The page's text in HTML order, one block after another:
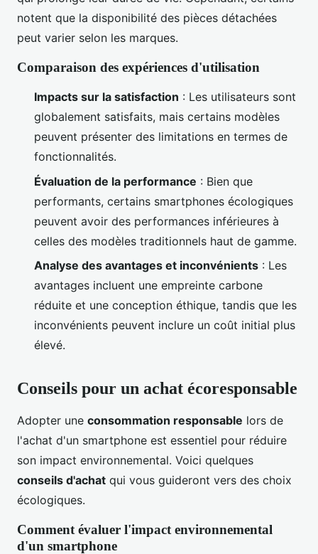
notent que la disponibilité des pièces détachées
peut varier selon les marques.
Comparaison des expériences d'utilisation
Impacts sur la satisfaction : Les utilisateurs sont
globalement satisfaits, mais certains modèles
peuvent présenter des limitations en termes de
fonctionnalités.
Évaluation de la performance : Bien que
performants, certains smartphones écologiques
peuvent avoir des performances inférieures à
celles des modèles traditionnels haut de gamme.
Analyse des avantages et inconvénients : Les
avantages incluent une empreinte carbone
réduite et une conception éthique, tandis que les
inconvénients peuvent inclure un coût initial plus
élevé.
Conseils pour un achat écoresponsable
Adopter une consommation responsable lors de
l'achat d'un smartphone est essentiel pour réduire
son impact environnemental. Voici quelques
conseils d'achat qui vous guideront vers des choix
écologiques.
Comment évaluer l'impact environnemental
d'un smartphone